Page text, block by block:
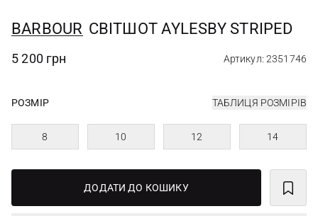
BARBOUR СВІТШОТ AYLESBY STRIPED
5 200 грн Артикул: 2351746
РОЗМІР ТАБЛИЦЯ РОЗМІРІВ
8 10 12 14
ДОДАТИ ДО КОШИКУ